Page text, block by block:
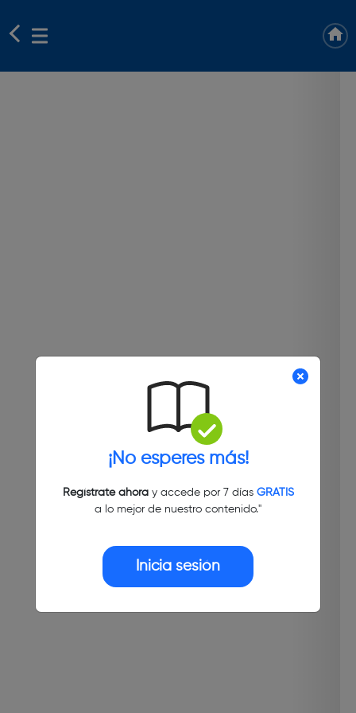
¡No esperes más!
Regístrate ahoray accede por 7 días GRATIS
a lo mejor de nuestro contenido."
Inicia sesión